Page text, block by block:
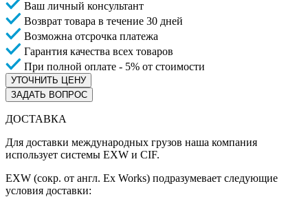
Ваш личный консультант
Возврат товара в течение 30 дней
Возможна отсрочка платежа
Гарантия качества всех товаров
При полной оплате - 5% от стоимости
УТОЧНИТЬ ЦЕНУ
ЗАДАТЬ ВОПРОС
ДОСТАВКА
Для доставки международных грузов наша компания
использует системы EXW и CIF.
EXW (сокр. от англ. Ex Works) подразумевает следующие
условия доставки: